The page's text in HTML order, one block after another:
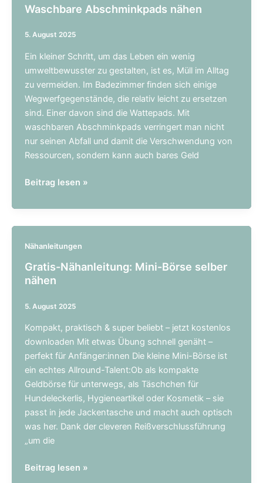
Waschbare Abschminkpads nähen
5. August 2025
Ein kleiner Schritt, um das Leben ein wenig
umweltbewusster zu gestalten, ist es, Müll im Alltag
zu vermeiden. Im Badezimmer finden sich einige
Wegwerfgegenstände, die relativ leicht zu ersetzen
sind. Einer davon sind die Wattepads. Mit
waschbaren Abschminkpads verringert man nicht
nur seinen Abfall und damit die Verschwendung von
Ressourcen, sondern kann auch bares Geld
Waschbare
nähen
Beitrag lesen »
Nähanleitungen
Gratis-Nähanleitung: Mini-Börse selber
nähen
5. August 2025
Kompakt, praktisch & super beliebt – jetzt kostenlos
downloaden Mit etwas Übung schnell genäht –
perfekt für Anfänger:innen Die kleine Mini-Börse ist
ein echtes Allround-Talent:Ob als kompakte
Geldbörse für unterwegs, als Täschchen für
Hundeleckerlis, Hygieneartikel oder Kosmetik – sie
passt in jede Jackentasche und macht auch optisch
was her. Dank der cleveren Reißverschlussführung
„um die
Gratis-
Beitrag lesen »